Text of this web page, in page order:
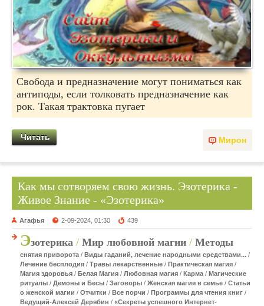
Свобода и предназначение могут пониматься как
антиподы, если толковать предназначение как
рок. Такая трактовка пугает
Мирон
Читать
Как мы сотворяем свою жизнь. Эзотерика -
Живое Знание - «Эзотерика»
Агафья 2-09-2024, 01:30 439
Эзотерика / Мир любовной магии / Методы
снятия приворота / Виды гаданий, лечение народными средствами... /
Лечение бесплодия / Травы лекарственные / Практическая магия /
Магия здоровья / Белая Магия / Любовная магия / Карма / Магические
ритуалы / Демоны и Бесы / Заговоры / Женская магия в семье / Статьи
о женской магии / Отчитки / Все порчи / Программы для чтения книг /
Ведущий-Алексей Дерябин / «Секреты успешного Интернет-